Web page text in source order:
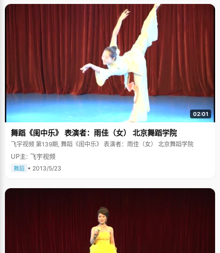
02:01
舞蹈《闺中乐》 表演者：雨佳（女） 北京舞蹈学院
飞宇视频 第139期, 舞蹈《闺中乐》 表演者：雨佳（女） 北京舞蹈学院
UP主: 飞宇视频
舞蹈 • 2013/5/23